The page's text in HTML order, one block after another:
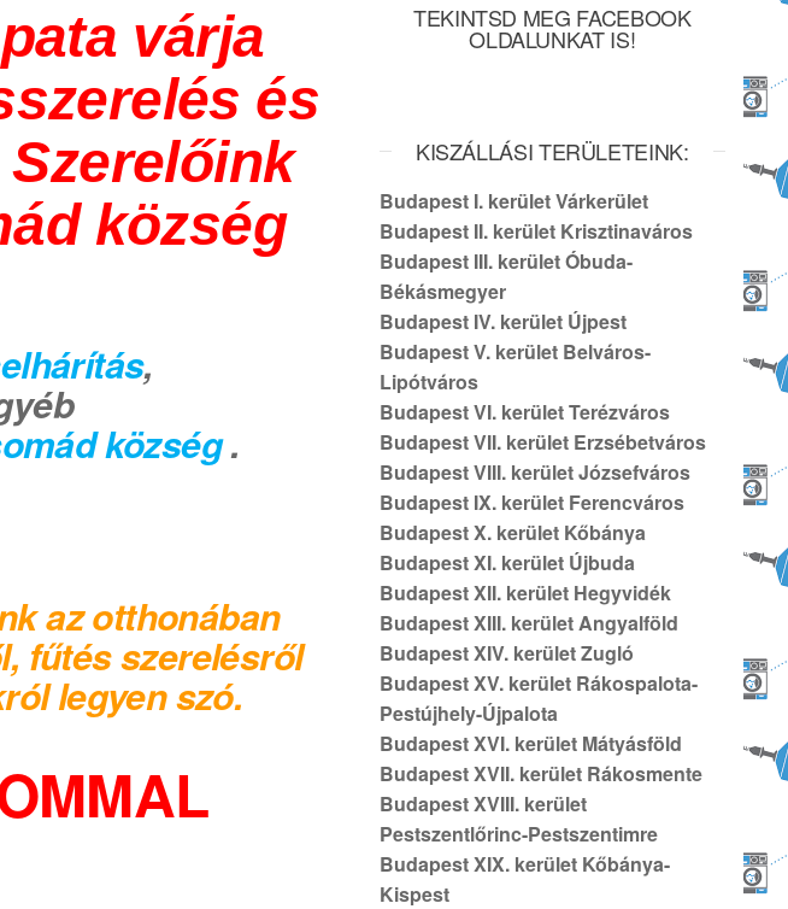
várja
és
község
,
község.
az otthonában
fűtés szerelésről
legyen szó.
TEKINTSD MEG FACEBOOK
OLDALUNKAT IS!
KISZÁLLÁSI TERÜLETEINK:
Budapest I. kerület Várkerület
Budapest II. kerület Krisztinaváros
Budapest III. kerület Óbuda-
Békásmegyer
Budapest IV. kerület Újpest
Budapest V. kerület Belváros-
Lipótváros
Budapest VI. kerület Terézváros
Budapest VII. kerület Erzsébetváros
Budapest VIII. kerület Józsefváros
Budapest IX. kerület Ferencváros
Budapest X. kerület Kőbánya
Budapest XI. kerület Újbuda
Budapest XII. kerület Hegyvidék
Budapest XIII. kerület Angyalföld
Budapest XIV. kerület Zugló
Budapest XV. kerület Rákospalota-
Pestújhely-Újpalota
Budapest XVI. kerület Mátyásföld
Budapest XVII. kerület Rákosmente
Budapest XVIII. kerület
Pestszentlőrinc-Pestszentimre
Budapest XIX. kerület Kőbánya-
Kispest